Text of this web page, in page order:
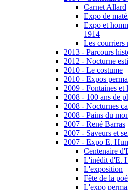
Carnet Allard
Expo de
Expo et
1914
Les courriers
2013 - Parcours
2012 - Nocturne
2010 - Le costume
2010 - Expos
2009 - Fontaines et
2008 - 100 ans de
2008 - Nocturnes
2008 - Pains du
2007 - René Barras
2007 - Saveurs et
2007 - Expo E.
Centenaire
L'inédit d'E.
L'exposition
Fête de la
L'expo